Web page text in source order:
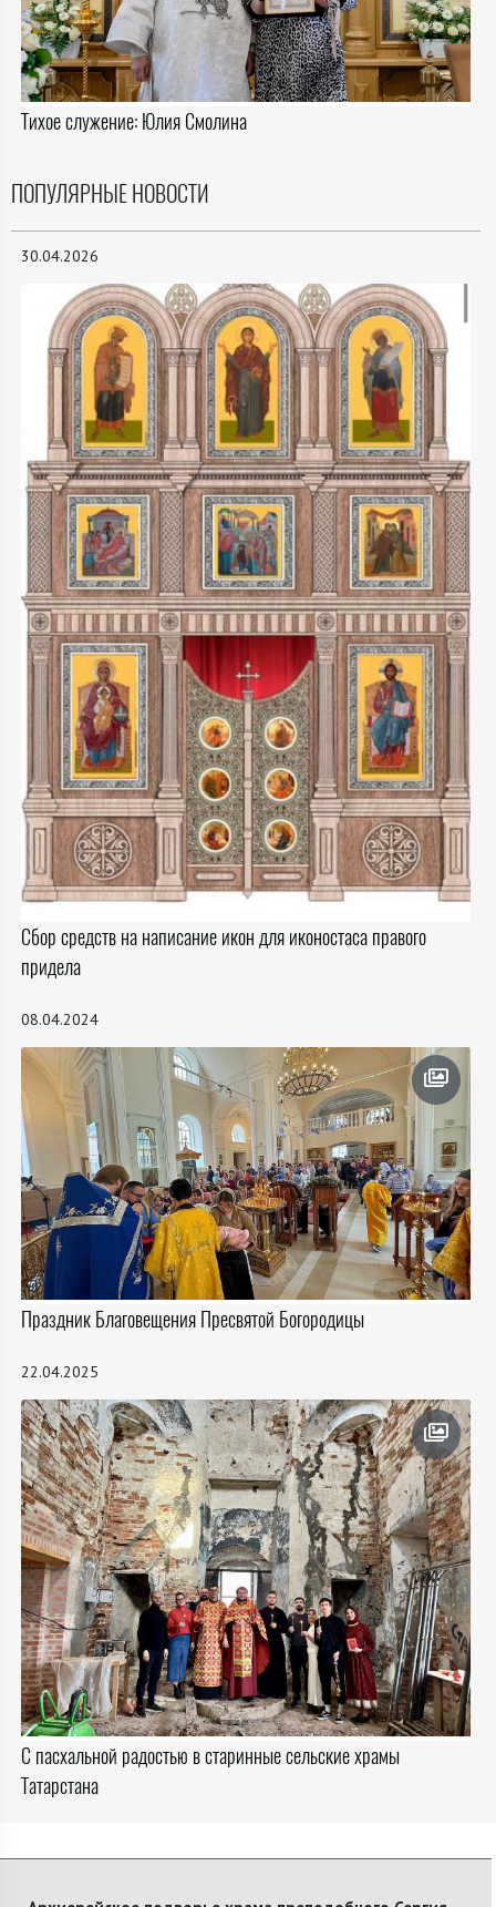
Тихое служение: Юлия Смолина
ПОПУЛЯРНЫЕ НОВОСТИ
30.04.2026
Сбор средств на написание икон для иконостаса правого
придела
08.04.2024
Праздник Благовещения Пресвятой Богородицы
22.04.2025
С пасхальной радостью в старинные сельские храмы
Татарстана